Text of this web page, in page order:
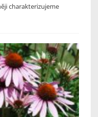
charakterizujeme